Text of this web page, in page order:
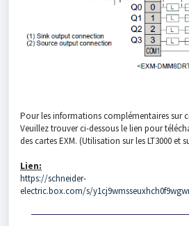
Pour les informations complémentaires sur
Veuillez trouver ci-dessous le lien pour
des cartes EXM. (Utilisation sur les LT3000 et
Lien:
https://schneider-
electric.box.com/s/